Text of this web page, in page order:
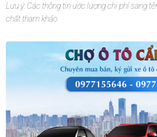
Lưu ý: Các thông tin ước lượng chi phí sang
chất tham khảo